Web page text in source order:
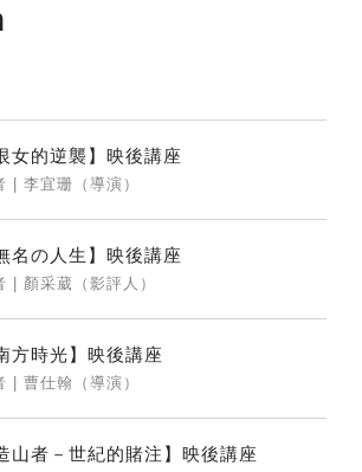
女的逆襲】映後講座
| 李宜珊（導演）
名の人生】映後講座
| 顏采葳（影評人）
方時光】映後講座
| 曹仕翰（導演）
山者－世紀的賭注】映後講座